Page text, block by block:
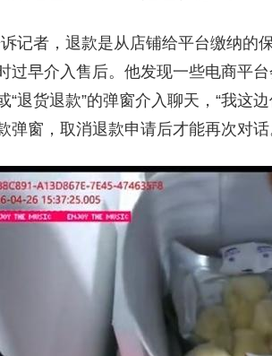
记者，退款是从店铺给平台缴纳的
过早介入售后。他发现一些电商平
“退货退款”的弹窗介入聊天，“我这
弹窗，取消退款申请后才能再次对话